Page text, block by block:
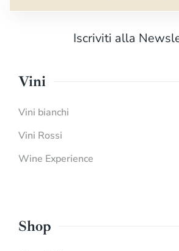
Iscriviti alla
Vini
Vini bianchi
Vini Rossi
Wine Experience
Shop